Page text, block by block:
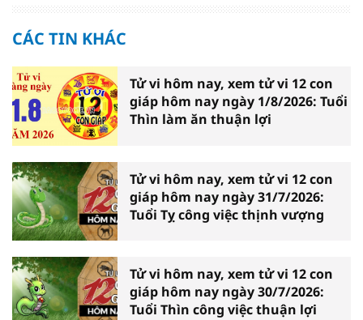
CÁC TIN KHÁC
Tử vi hôm nay, xem tử vi 12 con
giáp hôm nay ngày 1/8/2026: Tuổi
Thìn làm ăn thuận lợi
Tử vi hôm nay, xem tử vi 12 con
giáp hôm nay ngày 31/7/2026:
Tuổi Tỵ công việc thịnh vượng
Tử vi hôm nay, xem tử vi 12 con
giáp hôm nay ngày 30/7/2026:
Tuổi Thìn công việc thuận lợi